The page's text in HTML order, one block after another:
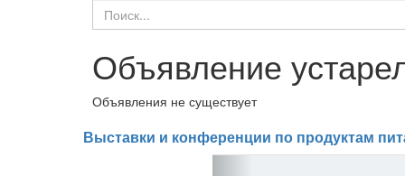
Объявление
Объявления не существует
Выставки и конференции по продуктам